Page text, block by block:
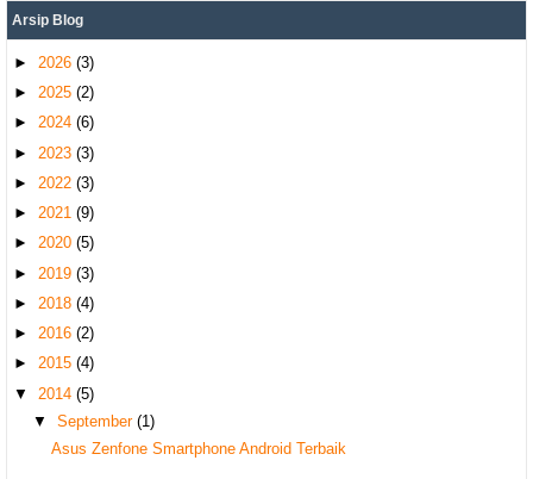
Arsip Blog
► 2026 (3)
► 2025 (2)
► 2024 (6)
► 2023 (3)
► 2022 (3)
► 2021 (9)
► 2020 (5)
► 2019 (3)
► 2018 (4)
► 2016 (2)
► 2015 (4)
▼ 2014 (5)
▼ September (1)
Asus Zenfone Smartphone Android Terbaik